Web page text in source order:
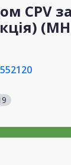
CPV